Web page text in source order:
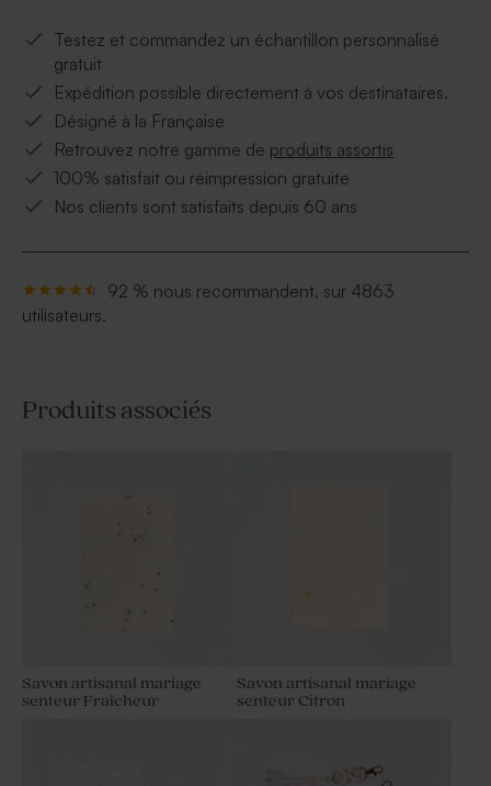
Testez et commandez un échantillon personnalisé
gratuit
Expédition possible directement à vos destinataires.
Désigné à la Française
Retrouvez notre gamme de produits assortis
100% satisfait ou réimpression gratuite
Nos clients sont satisfaits depuis 60 ans
92 % nous recommandent, sur 4863
utilisateurs.
Produits associés
Savon artisanal mariage
senteur Fraîcheur
Savon artisanal mariage
senteur Citron